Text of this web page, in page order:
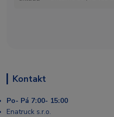
Kontakt
Po- Pá 7:00- 15:00
Enatruck s.r.o.